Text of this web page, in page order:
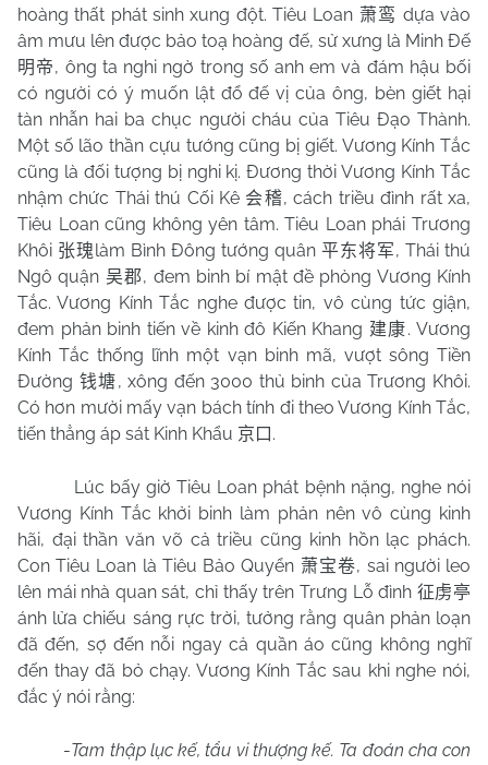
hoàng thất phát sinh xung đột. Tiêu Loan 萧鸾 dựa vào
âm mưu lên được bảo toạ hoàng đế, sử xưng là Minh Đế
明帝, ông ta nghi ngờ trong số anh em và đám hậu bối
có người có ý muốn lật đổ đế vị của ông, bèn giết hại
tàn nhẫn hai ba chục người cháu của Tiêu Đạo Thành.
Một số lão thần cựu tướng cũng bị giết. Vương Kính Tắc
cũng là đối tượng bị nghi kị. Đương thời Vương Kính Tắc
nhậm chức Thái thú Cối Kê 会稽, cách triều đình rất xa,
Tiêu Loan cũng không yên tâm. Tiêu Loan phái Trương
Khôi 张瑰làm Bình Đông tướng quân 平东将军, Thái thú
Ngô quận 吴郡, đem binh bí mật đề phòng Vương Kính
Tắc. Vương Kính Tắc nghe được tin, vô cùng tức giận,
đem phản binh tiến về kinh đô Kiến Khang 建康. Vương
Kính Tắc thống lĩnh một vạn binh mã, vượt sông Tiền
Đường 钱塘, xông đến 3000 thủ binh của Trương Khôi.
Có hơn mười mấy vạn bách tính đi theo Vương Kính Tắc,
tiến thẳng áp sát Kinh Khẩu 京口 .
Lúc bấy giờ Tiêu Loan phát bệnh nặng, nghe nói
Vương Kính Tắc khởi binh làm phản nên vô cùng kinh
hãi, đại thần văn võ cả triều cũng kinh hồn lạc phách.
Con Tiêu Loan là Tiêu Bảo Quyển 萧宝卷, sai người leo
lên mái nhà quan sát, chỉ thấy trên Trưng Lỗ đình 征虏亭
ánh lửa chiếu sáng rực trời, tưởng rằng quân phản loạn
đã đến, sợ đến nỗi ngay cả quần áo cũng không nghĩ
đến thay đã bỏ chạy. Vương Kính Tắc sau khi nghe nói,
đắc ý nói rằng:
-Tam thập lục kế, tẩu vi thượng kế. Ta đoán cha con